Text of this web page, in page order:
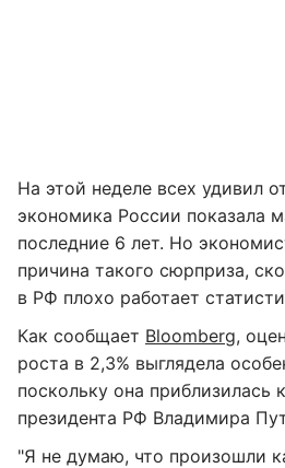
На этой неделе всех удивил
экономика России показала
последние 6 лет. Но
причина такого сюрприза,
в РФ плохо работает
Как сообщает Bloomberg,
роста в 2,3% выглядела
поскольку она
президента РФ Владимира
"Я не думаю, что произошли